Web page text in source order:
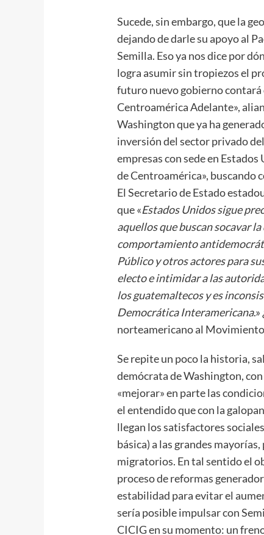
Sucede, sin embargo, que la
dejando de darle su apoyo al
Semilla. Eso ya nos dice por
logra asumir sin tropiezos el
futuro nuevo gobierno
Centroamérica Adelante»,
Washington que ya ha
inversión del sector privado
empresas con sede en
de Centroamérica», buscando
El Secretario de Estado
que «Estados Unidos sigue
aquellos que buscan socavar
comportamiento
Público y otros actores para
electo e intimidar a las
los guatemaltecos y es
Democrática Interamericana
norteamericano al
Se repite un poco la historia,
demócrata de Washington,
«mejorar» en parte las
el entendido que con la
llegan los satisfactores
básica) a las grandes
migratorios. En tal sentido el
proceso de reformas
estabilidad para evitar el
sería posible impulsar con
CICIG en su momento: un